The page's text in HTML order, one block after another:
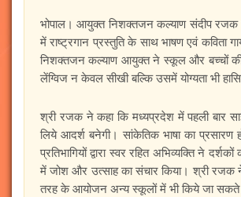
भोपाल। आयुक्त निशक्तजन कल्याण संदीप रजक
में राष्ट्रगान प्रस्तुति के साथ भाषण एवं कविता
निशक्तजन कल्याण आयुक्त ने स्कूल और बच्चों की
लेंग्विज न केवल सीखी बल्कि उसमें योग्यता भी
श्री रजक ने कहा कि मध्यप्रदेश में पहली बार
लिये आदर्श बनेगी। सांकेतिक भाषा का प्रसारण
प्रतिभागियों द्वारा स्वर रहित अभिव्यक्ति ने
में जोश और उत्साह का संचार किया। श्री रजक
तरह के आयोजन अन्य स्कूलों में भी किये जा सकते